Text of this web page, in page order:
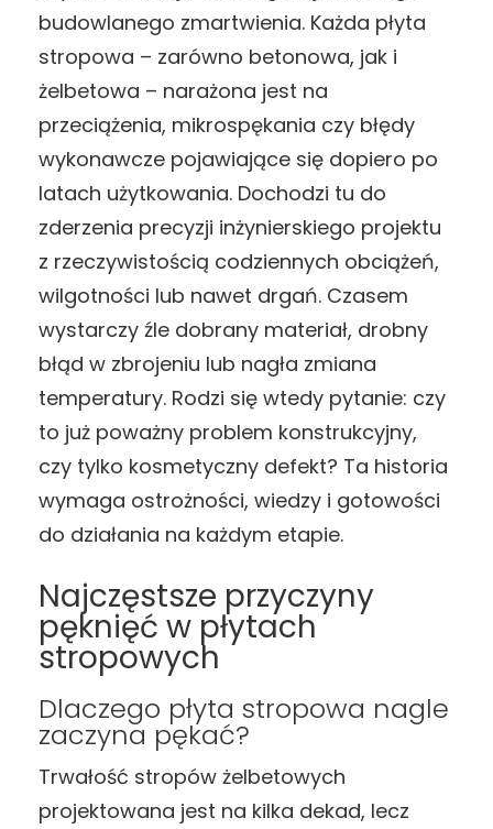
budowlanego zmartwienia. Każda płyta
stropowa – zarówno betonowa, jak i
żelbetowa – narażona jest na
przeciążenia, mikrospękania czy błędy
wykonawcze pojawiające się dopiero po
latach użytkowania. Dochodzi tu do
zderzenia precyzji inżynierskiego projektu
z rzeczywistością codziennych obciążeń,
wilgotności lub nawet drgań. Czasem
wystarczy źle dobrany materiał, drobny
błąd w zbrojeniu lub nagła zmiana
temperatury. Rodzi się wtedy pytanie: czy
to już poważny problem konstrukcyjny,
czy tylko kosmetyczny defekt? Ta historia
wymaga ostrożności, wiedzy i gotowości
do działania na każdym etapie.
Najczęstsze przyczyny
pęknięć w płytach
stropowych
Dlaczego płyta stropowa nagle
zaczyna pękać?
Trwałość stropów żelbetowych
projektowana jest na kilka dekad, lecz